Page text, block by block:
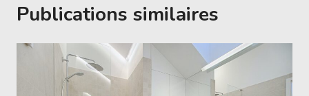
Publications similaires